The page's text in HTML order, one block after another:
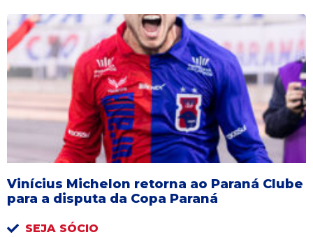
Vinícius Michelon retorna ao Paraná Clube
para a disputa da Copa Paraná
SEJA SÓCIO